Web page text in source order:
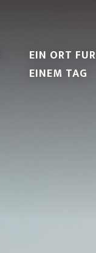
EIN ORT FUR
EINEM TAG